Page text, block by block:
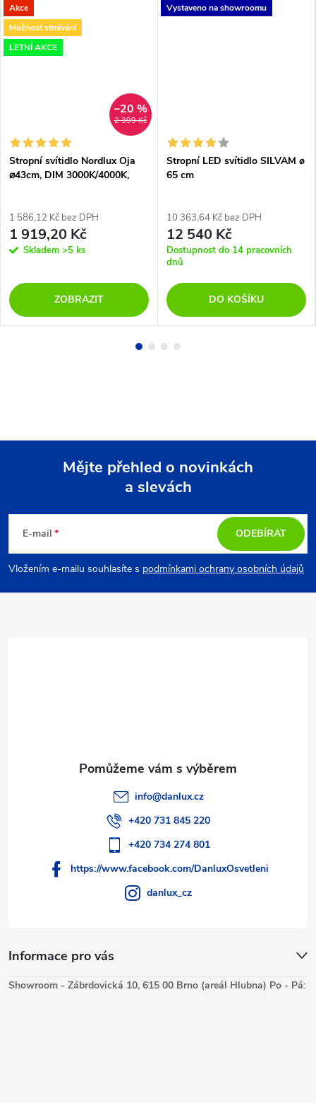
Akce
Možnost stmívání
LETNÍ AKCE
2 399 Kč
–20 %
Stropní svítidlo Nordlux Oja
⌀43cm, DIM 3000K/4000K,
1 586,12 Kč bez DPH
1 919,20 Kč
Skladem >5 ks
ZOBRAZIT
Vystaveno na showroomu
Stropní LED svítidlo SILVAM ø
65 cm
10 363,64 Kč bez DPH
12 540 Kč
Dostupnost do 14 pracovních
dnů
DO KOŠÍKU
p
Mějte přehled o novinkách
a slevách
E-mail
Vložením e-mailu souhlasíte s podmínkami ochrany osobních údajů
ODEBÍRAT
Informace pro vás
info@danlux.cz
+420 731 845 220
+420 734 274 801
https://www.facebook.com/DanluxOsvetleni
danlux_cz
Showroom - Zábrdovická 10, 615 00 Brno (areál Hlubna) Po - Pá: